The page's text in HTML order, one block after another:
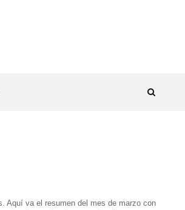
Aquí va el resumen del mes de marzo con